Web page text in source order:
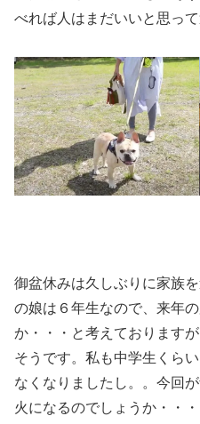
べれば人はまだいいと思っ
御盆休みは久しぶりに家族
の娘は６年生なので、来年
か・・・と考えております
そうです。私も中学生くら
なくなりましたし。。今回
火になるのでしょうか・・・